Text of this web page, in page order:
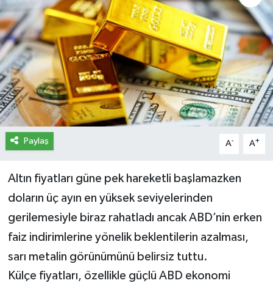
Paylaş A- A+
Altın fiyatları güne pek hareketli başlamazken
doların üç ayın en yüksek seviyelerinden
gerilemesiyle biraz rahatladı ancak ABD’nin erken
faiz indirimlerine yönelik beklentilerin azalması,
sarı metalin görünümünü belirsiz tuttu.
Külçe fiyatları, özellikle güçlü ABD ekonomi
Hakkımızda
İletişim
Künye
Yasal Uyarı
Yapay Zeka